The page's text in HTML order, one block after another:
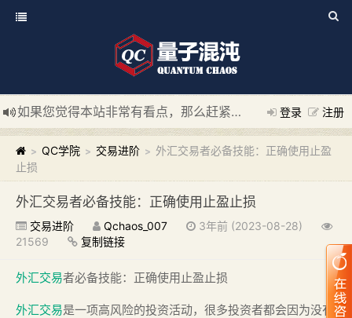
登录 注册
如果您觉得本站非常有看点，那么赶紧使用Ctrl+D 收藏我们吧
新添加量子混沌系统板块，欢迎大家访问！
---“量子混沌系
> QC学院 > 交易进阶 > 外汇交易者必备技能：正确使用止盈
止损
外汇交易者必备技能：正确使用止盈止损
交易进阶 Qchaos_007
3年前 (2023-08-28)
21569
复制链接
外汇交易者必备技能：正确使用止盈止损
外汇交易是一项高风险的投资活动，很多投资者都会因为没有